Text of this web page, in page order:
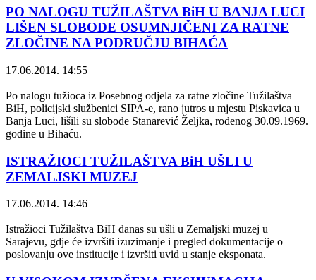
PO NALOGU TUŽILAŠTVA BiH U BANJA LUCI
LIŠEN SLOBODE OSUMNJIČENI ZA RATNE
ZLOČINE NA PODRUČJU BIHAĆA
17.06.2014. 14:55
Po nalogu tužioca iz Posebnog odjela za ratne zločine Tužilaštva
BiH, policijski službenici SIPA-e, rano jutros u mjestu Piskavica u
Banja Luci, lišili su slobode Stanarević Željka, rođenog 30.09.1969.
godine u Bihaću.
ISTRAŽIOCI TUŽILAŠTVA BiH UŠLI U
ZEMALJSKI MUZEJ
17.06.2014. 14:46
Istražioci Tužilaštva BiH danas su ušli u Zemaljski muzej u
Sarajevu, gdje će izvršiti izuzimanje i pregled dokumentacije o
poslovanju ove institucije i izvršiti uvid u stanje eksponata.